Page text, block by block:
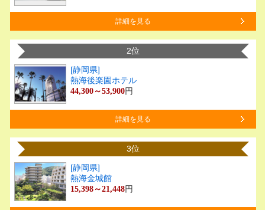
詳細を見る
2位
[静岡県]
熱海後楽園ホテル
44,300～53,900円
詳細を見る
3位
[静岡県]
熱海金城館
15,398～21,448円